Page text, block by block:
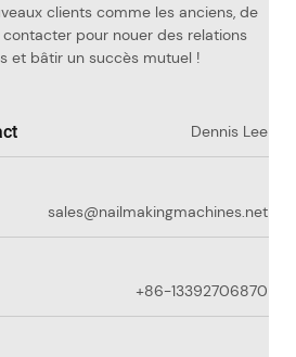
clients comme les anciens, de
contacter pour nouer des relations
et bâtir un succès mutuel !
Dennis Lee
sales@nailmakingmachines.net
+86-13392706870